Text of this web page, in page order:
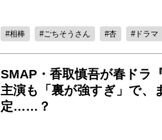
相棒 ごちそうさん 杏 ドラマ
SMAP・香取慎吾が春ドラ
主演も「裏が強すぎ」で、
定……？